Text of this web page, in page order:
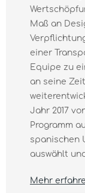
Maß an
einer
Equipe zu
an seine
Jahr 2017
Programm
spanischen
auswählt
Mehr